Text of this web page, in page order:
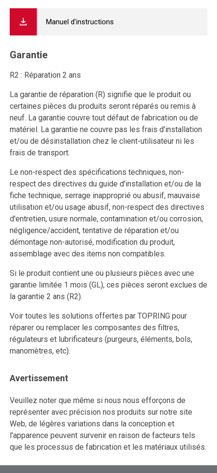
Manuel d'instructions
Garantie
R2 : Réparation 2 ans
La garantie de réparation (R) signifie que le produit ou
certaines pièces du produits seront réparés ou remis à
neuf. La garantie couvre tout défaut de fabrication ou de
matériel. La garantie ne couvre pas les frais d'installation
et/ou de désinstallation chez le client-utilisateur ni les
frais de transport.
Le non-respect des spécifications techniques, non-
respect des directives du guide d'installation et/ou de la
fiche technique, serrage inapproprié ou abusif, mauvaise
utilisation et/ou usage abusif, non-respect des directives
d'entretien, usure normale, contamination et/ou corrosion,
négligence/accident, tentative de réparation et/ou
démontage non-autorisé, modification du produit,
assemblage avec des items non compatibles.
Si le produit contient une ou plusieurs pièces avec une
garantie limitée 1 mois (GL), ces pièces seront exclues de
la garantie 2 ans (R2).
Voir toutes les solutions offertes par TOPRING pour
réparer ou remplacer les composantes des filtres,
régulateurs et lubrificateurs (purgeurs, éléments, bols,
manomètres, etc).
Avertissement
Veuillez noter que même si nous nous efforçons de
représenter avec précision nos produits sur notre site
Web, de légères variations dans la conception et
l'apparence peuvent survenir en raison de facteurs tels
que les processus de fabrication et les matériaux utilisés.